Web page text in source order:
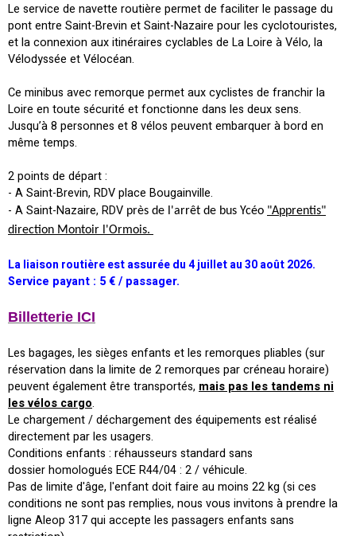
Le service de navette routière permet de faciliter le passage du
pont entre Saint-Brevin et Saint-Nazaire pour les cyclotouristes,
et la connexion aux itinéraires cyclables de La Loire à Vélo, la
Vélodyssée et Vélocéan.
Ce minibus avec remorque permet aux cyclistes de franchir la
Loire en toute sécurité et fonctionne dans les deux sens.
Jusqu’à 8 personnes et 8 vélos peuvent embarquer à bord en
même temps.
2 points de départ :
- A Saint-Brevin, RDV place Bougainville.
- A Saint-Nazaire, RDV près de l'arrêt de bus Ycéo "Apprentis"
direction Montoir l'Ormois.
La liaison routière est assurée du 4 juillet au 30 août 2026.
Service payant : 5 € / passager.
Billetterie ICI
Les bagages, les sièges enfants et les remorques pliables (sur
réservation dans la limite de 2 remorques par créneau horaire)
peuvent également être transportés, mais pas les tandems ni
les vélos cargo.
Le chargement / déchargement des équipements est réalisé
directement par les usagers.
Conditions enfants : réhausseurs standard sans
dossier homologués ECE R44/04 : 2 / véhicule.
Pas de limite d'âge, l'enfant doit faire au moins 22 kg (si ces
conditions ne sont pas remplies, nous vous invitons à prendre la
ligne Aleop 317 qui accepte les passagers enfants sans